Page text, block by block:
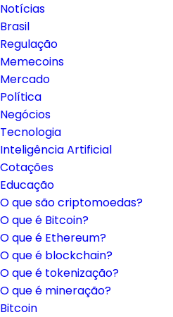
Notícias
Brasil
Regulação
Memecoins
Mercado
Política
Negócios
Tecnologia
Inteligência Artificial
Cotações
Educação
O que são criptomoedas?
O que é Bitcoin?
O que é Ethereum?
O que é blockchain?
O que é tokenização?
O que é mineração?
Bitcoin